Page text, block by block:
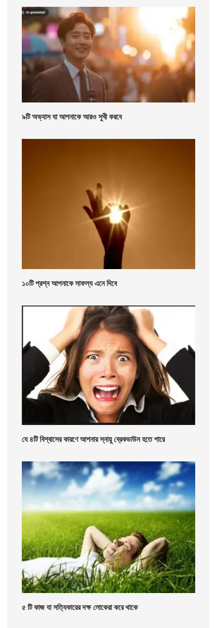
৯টি অভ্যাস যা আপনাকে আরও সুখী করবে
১০টি প্রশ্ন আপনাকে সাফল্য এনে দিবে
যে ৪টি বিশ্বাসের কারণে আপনার স্নায়ু ব্রেকডাউন হতে পারে
৫ টি কাজ যা সত্যিকারের দক্ষ লোকেরা করে থাকে